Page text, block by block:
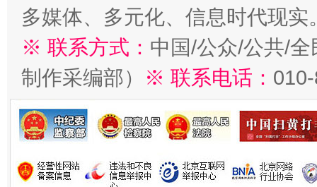
多媒体、多元化、信息时代现实
※ 联系方式： 中国/公众/公共/
制作采编部）
※ 联系电话：